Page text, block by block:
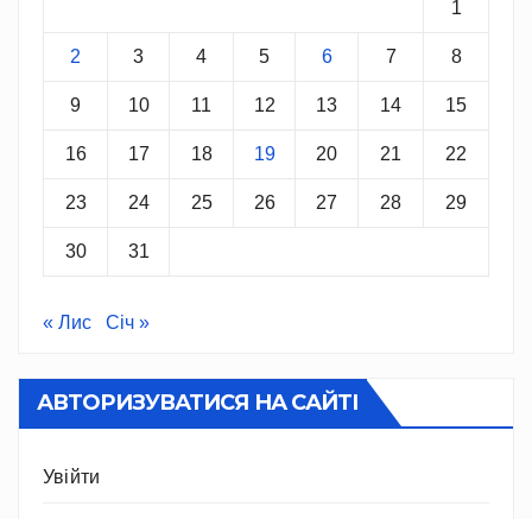
1
2 3 4 5 6 7 8
9 10 11 12 13 14 15
16 17 18 19 20 21 22
23 24 25 26 27 28 29
30 31
« Лис Січ »
АВТОРИЗУВАТИСЯ НА САЙТІ
Увійти